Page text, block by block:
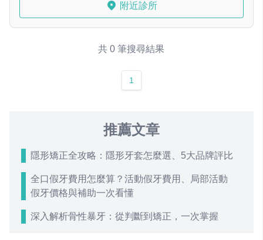
附近診所
共 0 筆搜尋結果
1
推薦文章
隱形矯正全攻略：隱形牙套怎麼選、5大品牌評比
全口假牙費用怎麼算？活動假牙費用、局部活動
假牙價格與補助一次看懂
深入解析骨性暴牙：從判斷到矯正，一次掌握